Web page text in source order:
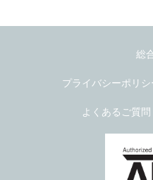
総
プライバシーポリシ
よくあるご質問